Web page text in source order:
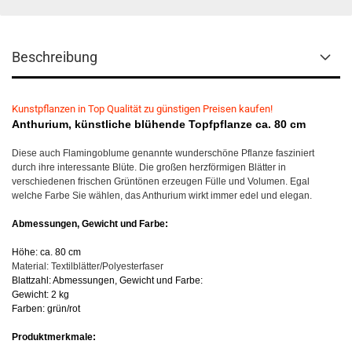
Beschreibung
Kunstpflanzen in Top Qualität zu günstigen Preisen kaufen!
Anthurium, künstliche blühende Topfpflanze ca. 80 cm
Diese auch Flamingoblume genannte wunderschöne Pflanze fasziniert
durch ihre interessante Blüte. Die großen herzförmigen Blätter in
verschiedenen frischen Grüntönen erzeugen Fülle und Volumen. Egal
welche Farbe Sie wählen, das Anthurium wirkt immer edel und elegan.
Abmessungen, Gewicht und Farbe:
Höhe: ca. 80 cm
Material: Textilblätter/Polyesterfaser
Blattzahl: Abmessungen, Gewicht und Farbe:
Gewicht: 2 kg
Farben: grün/rot
Produktmerkmale: